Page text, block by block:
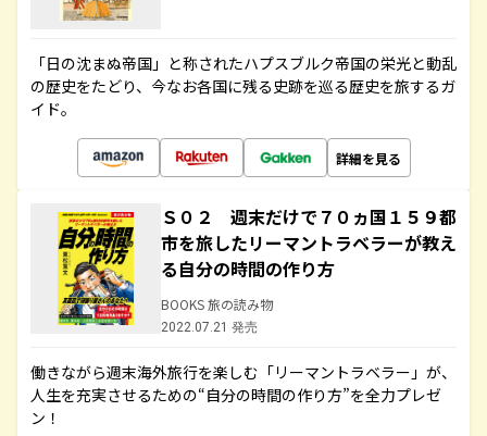
「日の沈まぬ帝国」と称されたハプスブルク帝国の栄光と動乱
の歴史をたどり、今なお各国に残る史跡を巡る歴史を旅するガ
イド。
詳細を見る
Ｓ０２ 週末だけで７０ヵ国１５９都
市を旅したリーマントラベラーが教え
る自分の時間の作り方
BOOKS 旅の読み物
2022.07.21 発売
働きながら週末海外旅行を楽しむ「リーマントラベラー」が、
人生を充実させるための“自分の時間の作り方”を全力プレゼ
ン！